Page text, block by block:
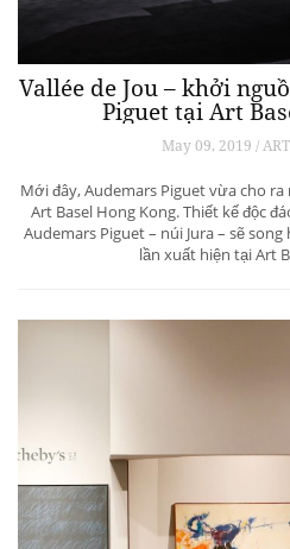
Vallée de Jou – khởi
Piguet tại Art
May 09, 2019 /
Mới đây, Audemars Piguet vừa cho
Art Basel Hong Kong. Thiết kế độc
Audemars Piguet – núi Jura – sẽ
lần xuất hiện tại Art